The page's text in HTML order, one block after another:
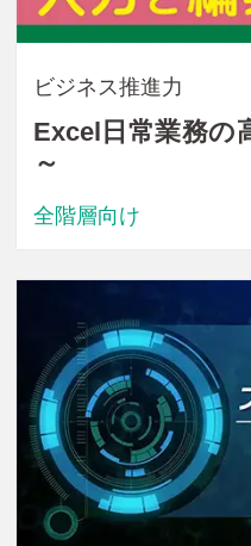
ビジネス推進力
Excel日常業務の
～
全階層向け